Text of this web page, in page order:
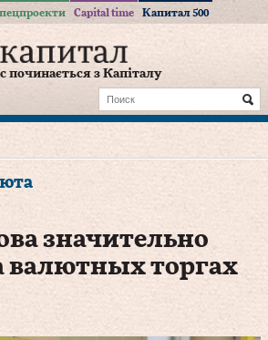
Capital time Капитал 500
починається з Капіталу
значительно
валютных торгах